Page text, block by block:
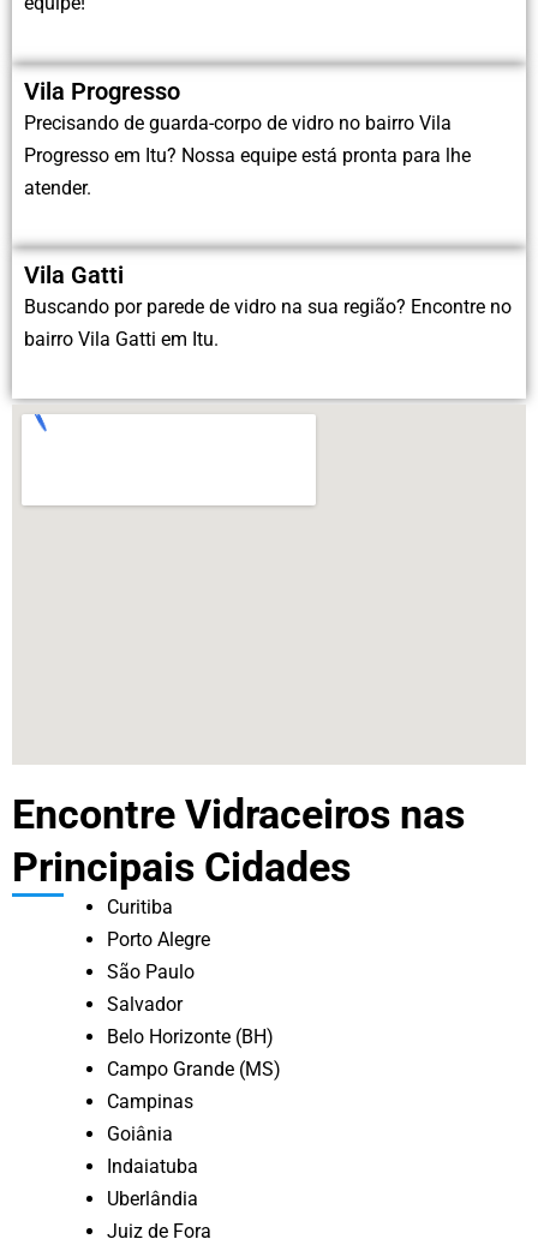
Vila Progresso
Precisando de guarda-corpo de vidro no bairro Vila
Progresso em Itu? Nossa equipe está pronta para lhe
atender.
Vila Gatti
Buscando por parede de vidro na sua região? Encontre no
bairro Vila Gatti em Itu.
Encontre Vidraceiros nas
Principais Cidades
Curitiba
Porto Alegre
São Paulo
Salvador
Belo Horizonte (BH)
Campo Grande (MS)
Campinas
Goiânia
Indaiatuba
Uberlândia
Juiz de Fora